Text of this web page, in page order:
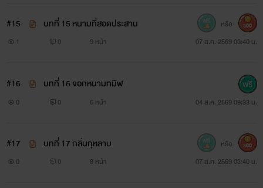
#15 บทที่ 15 หนามที่สอดประสาน
1 0 9 หน้า 07 ส.ค. 2569 03:40 น.
หรือ 300
#16 บทที่ 16 จอกหนามทมิฬ
0 0 6 หน้า 04 ส.ค. 2569 09:33 น.
#17 บทที่ 17 กลิ่นกุหลาบ
0 0 8 หน้า 07 ส.ค. 2569 03:40 น.
หรือ 300